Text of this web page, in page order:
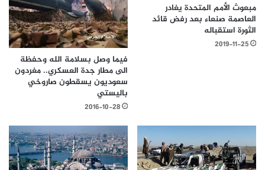
مبعوث الأمم المتحدة يغادر
العاصمة صنعاء بعد رفض قائد
الثورة استقباله
2019-11-25
فيما وصل بسلامة الله وحفظة
الى مطار جدة العسكري.. مغردون
سعوديون يسقطون صاروخي
باليستي
2016-10-28